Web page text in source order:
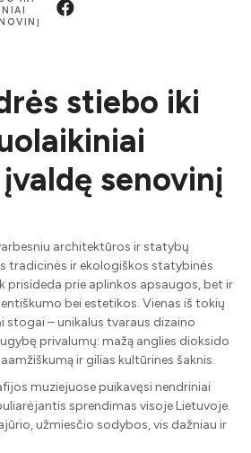
stiebo iki
senovinį
architektūros ir statybų
tradicinės ir ekologiškos statybinės
prisideda prie aplinkos apsaugos, bet ir
bei estetikos. Vienas iš tokių
stogai – unikalus tvaraus dizaino
privalumų: mažą anglies dioksido
ir gilias kultūrines šaknis.
muziejuose puikavęsi nendriniai
sprendimas visoje Lietuvoje.
užmiesčio sodybos, vis dažniau ir